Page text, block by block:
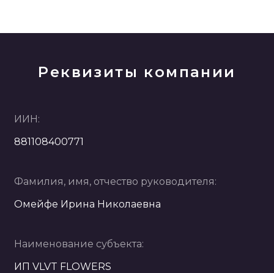
Реквизиты компании
ИИН:
881108400771
Фамилия, имя, отчество руководителя:
Омейфе Ирина Николаевна
Наименование субъекта:
ИП VLVT FLOWERS